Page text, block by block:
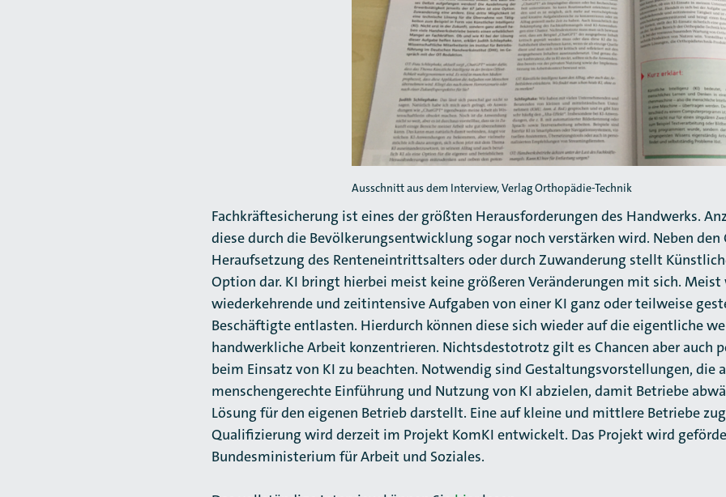
Ausschnitt aus dem Interview, Verlag Orthopädie-Technik
Fachkräftesicherung ist eines der größten Herausforderungen des Handwerks.
diese durch die Bevölkerungsentwicklung sogar noch verstärken wird. Neben
Heraufsetzung des Renteneintrittsalters oder durch Zuwanderung stellt
Option dar. KI bringt hierbei meist keine größeren Veränderungen mit sich. Meist
wiederkehrende und zeitintensive Aufgaben von einer KI ganz oder teilweise
Beschäftigte entlasten. Hierdurch können diese sich wieder auf die eigentliche
handwerkliche Arbeit konzentrieren. Nichtsdestotrotz gilt es Chancen aber auch
beim Einsatz von KI zu beachten. Notwendig sind Gestaltungsvorstellungen, die
menschengerechte Einführung und Nutzung von KI abzielen, damit Betriebe
Lösung für den eigenen Betrieb darstellt. Eine auf kleine und mittlere Betriebe
Qualifizierung wird derzeit im Projekt KomKI entwickelt. Das Projekt wird
Bundesministerium für Arbeit und Soziales.